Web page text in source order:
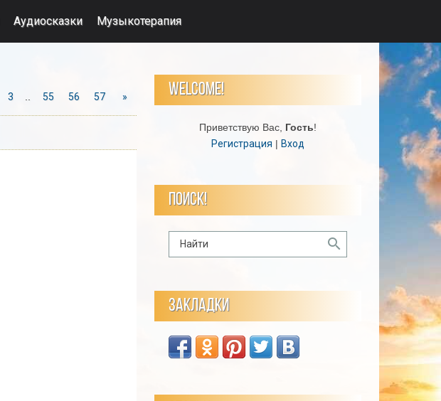
Аудиосказки Музыкотерапия
3 55 56 57 » WELCOME!
Приветствую Вас, Гость!
Регистрация | Вход
ПОИСК!
ЗАКЛАДКИ